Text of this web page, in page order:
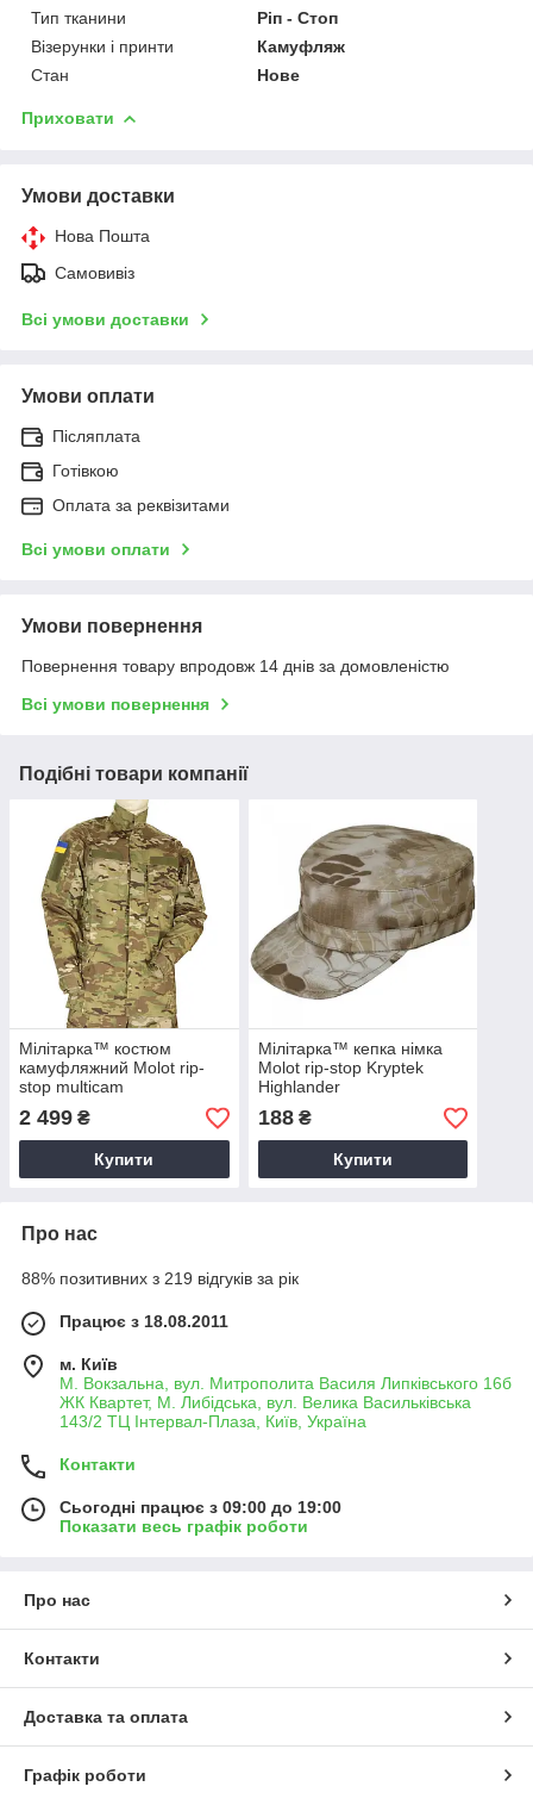
Тип тканини
Ріп - Стоп
Візерунки і принти
Камуфляж
Стан
Нове
Приховати
Умови доставки
Нова Пошта
Самовивіз
Всі умови доставки
Умови оплати
Післяплата
Готівкою
Оплата за реквізитами
Всі умови оплати
Умови повернення
Повернення товару впродовж 14 днів за домовленістю
Всі умови повернення
Подібні товари компанії
Мілітарка™ костюм
камуфляжний Molot rip-
stop multicam
2 499 ₴
Купити
Мілітарка™ кепка німка
Molot rip-stop Kryptek
Highlander
188₴
Купити
Про нас
88% позитивних з 219 відгуків за рік
Працює з 18.08.2011
м. Київ
М. Вокзальна, вул. Митрополита Василя Липківського 16б
ЖК Квартет, М. Либідська, вул. Велика Васильківська
143/2 ТЦ Інтервал-Плаза, Київ, Україна
Контакти
Сьогодні працює з 09:00 до 19:00
Показати весь графік роботи
Про нас
Контакти
Доставка та оплата
Графік роботи